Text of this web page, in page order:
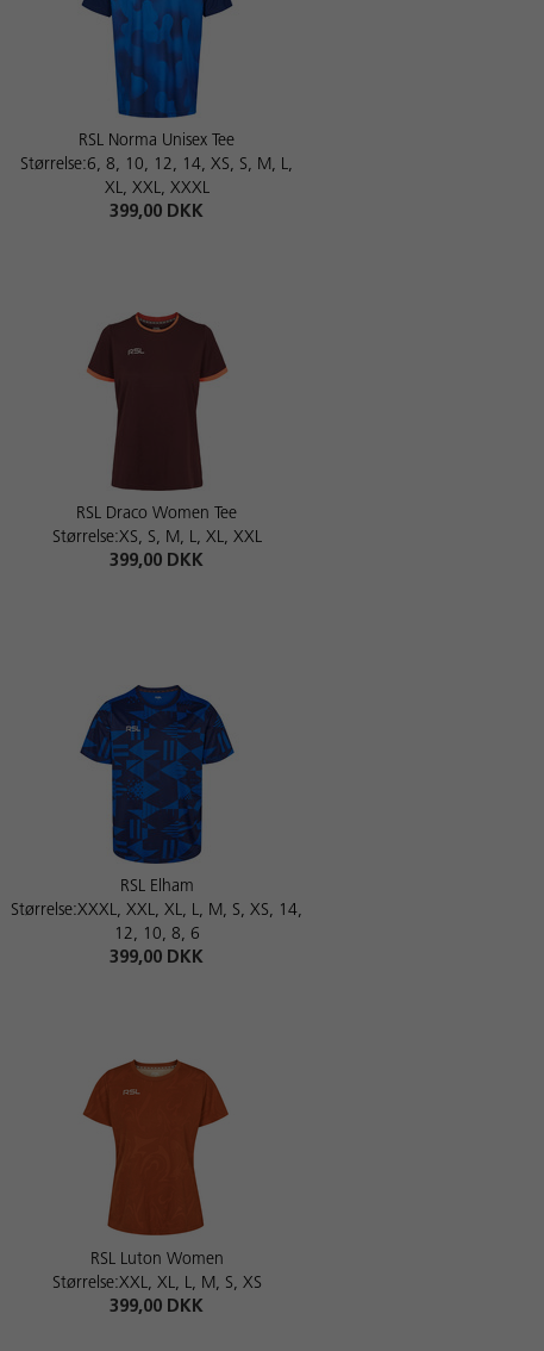
RSL Norma Unisex Tee
Størrelse:6, 8, 10, 12, 14, XS, S, M, L,
XL, XXL, XXXL
399,00 DKK
RSL Draco Women Tee
Størrelse:XS, S, M, L, XL, XXL
399,00 DKK
RSL Elham
Størrelse:XXXL, XXL, XL, L, M, S, XS, 14,
12, 10, 8, 6
399,00 DKK
RSL Luton Women
Størrelse:XXL, XL, L, M, S, XS
399,00 DKK